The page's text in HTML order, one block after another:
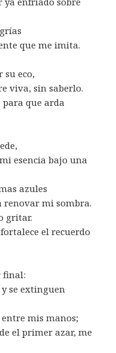
que me imita.
su eco,
viva, sin saberlo.
que arda
esencia bajo una
azules
renovar mi sombra.
gritar.
el recuerdo
final:
se extinguen
mis manos;
el primer azar, me